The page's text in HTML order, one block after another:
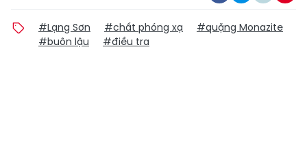
#Lạng Sơn #chất phóng xạ
#quặng Monazite
#buôn lậu
#điều tra